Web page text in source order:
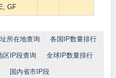
GF
址所在地查询 各国IP数量排行
区IP段查询 全球IP数量排行
国内省市IP段